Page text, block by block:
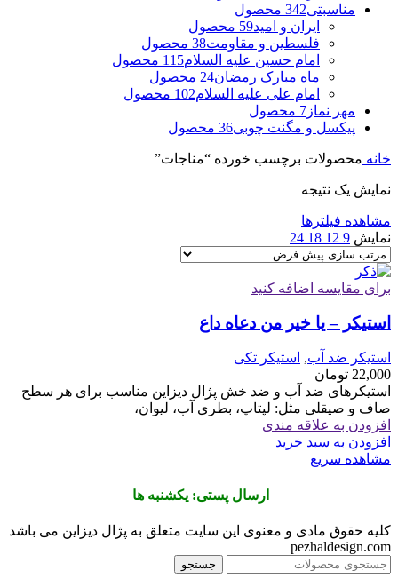
مناسبتی342 محصول
ایران و امید59 محصول
فلسطین و مقاومت38 محصول
امام حسین علیه السلام115 محصول
ماه مبارک رمضان24 محصول
امام علی علیه السلام102 محصول
مهر نماز 7 محصول
پیکسل و مگنت چوبی36 محصول
خانه محصولات برچسب خورده “مناجات”
نمایش یک نتیجه
مشاهده فیلترها
نمایش 9
12
18
24
برای مقایسه اضافه کنید
استیکر – یا خیر من دعاه داع
استیکر ضد آب, استیکر تکی
22,000 تومان
استیکرهای ضد آب و ضد خش پژال دیزاین مناسب برای هر سطح
صاف و صیقلی مثل: لپتاپ، بطری آب، لیوان،
افزودن به علاقه مندی
افزودن به سبد خرید
مشاهده سریع
ارسال پستی: یکشنبه ها
کلیه حقوق مادی و معنوی این سایت متعلق به پژال دیزاین می باشد
pezhaldesign.com
جستجو